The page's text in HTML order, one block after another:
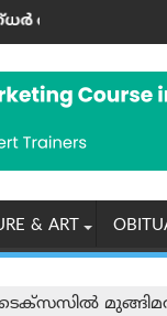
പുതിയ
നീറ്റ്-യു‌ജി
യുപിഐ
& ART